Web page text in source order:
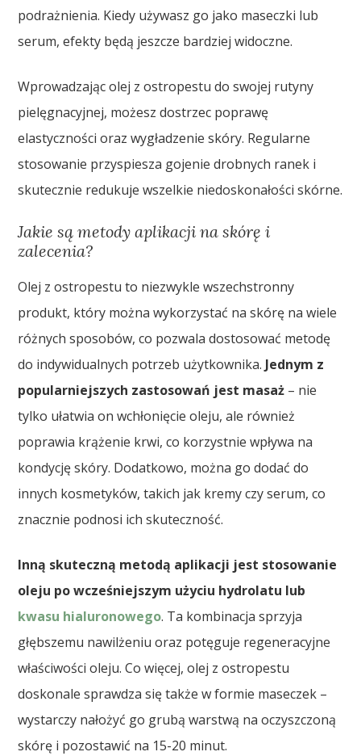
podrażnienia. Kiedy używasz go jako maseczki lub
serum, efekty będą jeszcze bardziej widoczne.
Wprowadzając olej z ostropestu do swojej rutyny
pielęgnacyjnej, możesz dostrzec poprawę
elastyczności oraz wygładzenie skóry. Regularne
stosowanie przyspiesza gojenie drobnych ranek i
skutecznie redukuje wszelkie niedoskonałości skórne.
Jakie są metody aplikacji na skórę i
zalecenia?
Olej z ostropestu to niezwykle wszechstronny
produkt, który można wykorzystać na skórę na wiele
różnych sposobów, co pozwala dostosować metodę
do indywidualnych potrzeb użytkownika. Jednym z
popularniejszych zastosowań jest masaż – nie
tylko ułatwia on wchłonięcie oleju, ale również
poprawia krążenie krwi, co korzystnie wpływa na
kondycję skóry. Dodatkowo, można go dodać do
innych kosmetyków, takich jak kremy czy serum, co
znacznie podnosi ich skuteczność.
Inną skuteczną metodą aplikacji jest stosowanie
oleju po wcześniejszym użyciu hydrolatu lub
kwasu hialuronowego. Ta kombinacja sprzyja
głębszemu nawilżeniu oraz potęguje regeneracyjne
właściwości oleju. Co więcej, olej z ostropestu
doskonale sprawdza się także w formie maseczek –
wystarczy nałożyć go grubą warstwą na oczyszczoną
skórę i pozostawić na 15-20 minut.